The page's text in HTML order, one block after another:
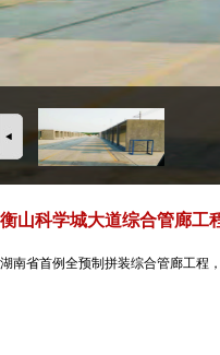
衡山科学城大道综合管廊工
湖南省首例全预制拼装综合管廊工程